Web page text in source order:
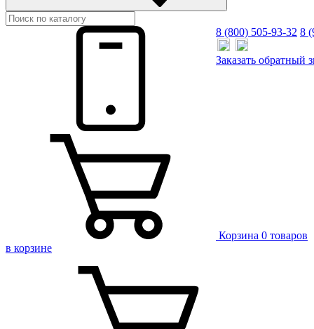
8 (800) 505-93-32 8
Заказать обратный
Корзина 0 товаров
в корзине